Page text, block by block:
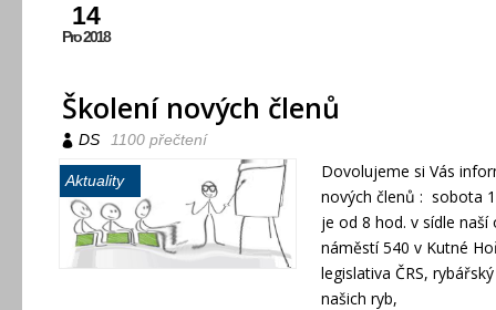
14
Pro 2018
Školení nových členů
DS 1100 přečtení
Aktuality
Dovolujeme si Vás
nových členů : sobota
je od 8 hod. v sídle naší
náměstí 540 v Kutné
legislativa ČRS,
našich ryb,